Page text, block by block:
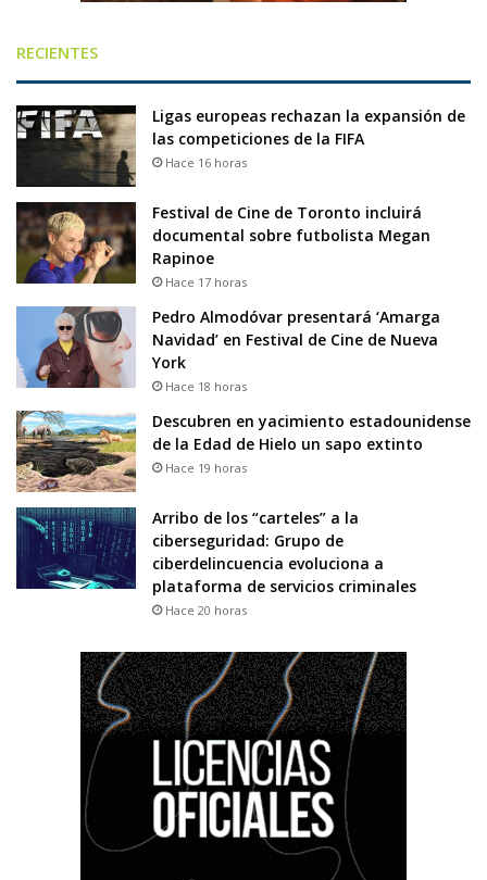
RECIENTES
Ligas europeas rechazan la expansión de
las competiciones de la FIFA
Hace 16 horas
Festival de Cine de Toronto incluirá
documental sobre futbolista Megan
Rapinoe
Hace 17 horas
Pedro Almodóvar presentará ‘Amarga
Navidad’ en Festival de Cine de Nueva
York
Hace 18 horas
Descubren en yacimiento estadounidense
de la Edad de Hielo un sapo extinto
Hace 19 horas
Arribo de los “carteles” a la
ciberseguridad: Grupo de
ciberdelincuencia evoluciona a
plataforma de servicios criminales
Hace 20 horas